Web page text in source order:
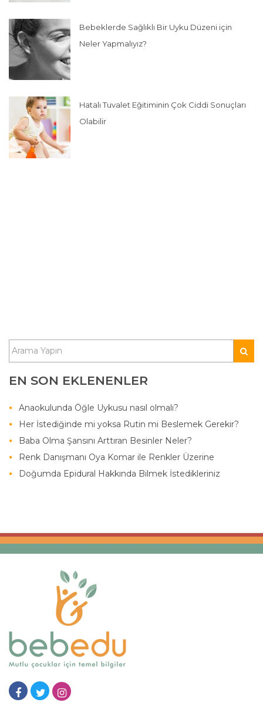
Bebeklerde Sağlıklı Bir Uyku Düzeni için
Neler Yapmalıyız?
Hatalı Tuvalet Eğitiminin Çok Ciddi Sonuçları
Olabilir
EN SON EKLENENLER
Anaokulunda Öğle Uykusu nasıl olmalı?
Her İstediğinde mi yoksa Rutin mi Beslemek Gerekir?
Baba Olma Şansını Arttıran Besinler Neler?
Renk Danışmanı Oya Komar ile Renkler Üzerine
Doğumda Epidural Hakkında Bilmek İstedikleriniz